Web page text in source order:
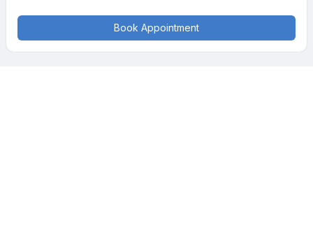
Book Appointment